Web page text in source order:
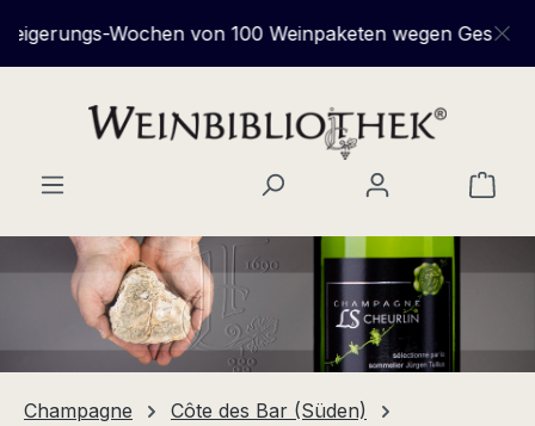
Zum Hauptinhalt springen
Wochen von 100 Weinpaketen wegen
Champagne
Côte des Bar (Süden)